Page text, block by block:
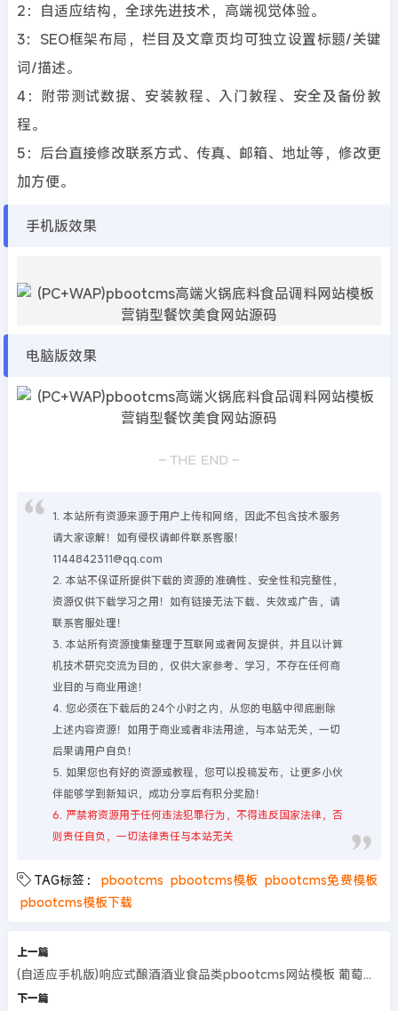
2：自适应结构，全球先进技术，高端视觉体验。
3：SEO框架布局，栏目及文章页均可独立设置标题/关键
词/描述。
4：附带测试数据、安装教程、入门教程、安全及备份教
程。
5：后台直接修改联系方式、传真、邮箱、地址等，修改更
加方便。
手机版效果
电脑版效果
1. 本站所有资源来源于用户上传和网络，因此不包含技术服务
请大家谅解！如有侵权请邮件联系客服！
1144842311@qq.com
2. 本站不保证所提供下载的资源的准确性、安全性和完整性，
资源仅供下载学习之用！如有链接无法下载、失效或广告，请
联系客服处理！
3. 本站所有资源搜集整理于互联网或者网友提供，并且以计算
机技术研究交流为目的，仅供大家参考、学习，不存在任何商
业目的与商业用途！
4. 您必须在下载后的24个小时之内，从您的电脑中彻底删除
上述内容资源！如用于商业或者非法用途，与本站无关，一切
后果请用户自负！
5. 如果您也有好的资源或教程，您可以投稿发布，让更多小伙
伴能够学到新知识，成功分享后有积分奖励！
6. 严禁将资源用于任何违法犯罪行为，不得违反国家法律，否
则责任自负，一切法律责任与本站无关
TAG标签： pbootcms pbootcms模板 pbootcms免费模板
pbootcms模板下载
上一篇
(自适应手机版)响应式酿酒酒业食品类pbootcms网站模板 葡萄酒黄酒类网站源码
下一篇